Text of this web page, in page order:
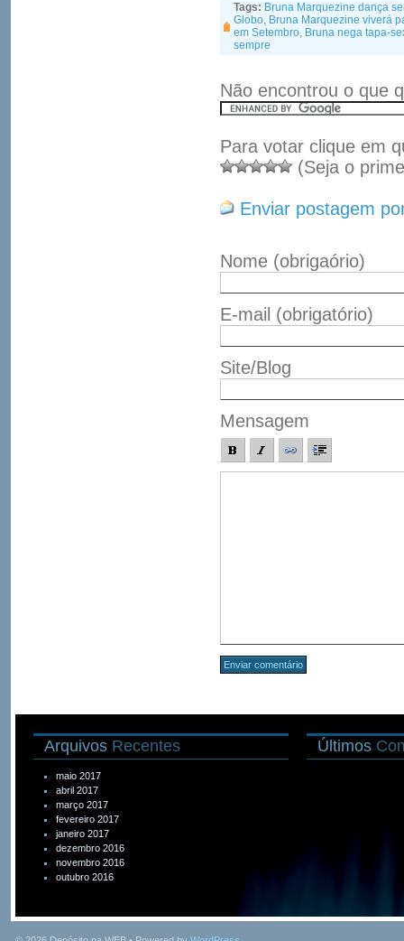
Tags: Bruna Marquezine dança
Globo, Bruna Marquezine viverá
em Setembro, Bruna nega tapa-
sempre
Não encontrou o que
Para votar clique em
(Seja o
Enviar postagem
Nome (obrigaório)
E-mail (obrigatório)
Site/Blog
Mensagem
Arquivos Recentes
maio 2017
abril 2017
março 2017
fevereiro 2017
janeiro 2017
dezembro 2016
novembro 2016
outubro 2016
Últimos